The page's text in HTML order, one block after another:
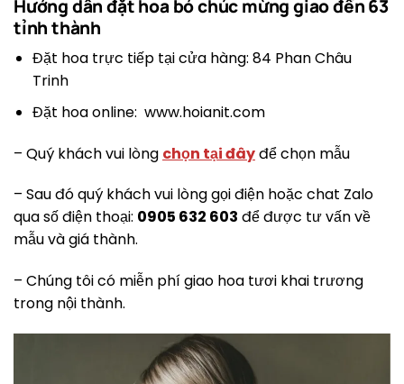
Hướng dẫn đặt hoa bó chúc mừng giao đến 63
tỉnh thành
Đặt hoa trực tiếp tại cửa hàng: 84 Phan Châu
Trinh
Đặt hoa online: www.hoianit.com
– Quý khách vui lòng chọn tại đâyđể chọn mẫu
– Sau đó quý khách vui lòng gọi điện hoặc chat Zalo
qua số điện thoại: 0905 632 603 để được tư vấn về
mẫu và giá thành.
– Chúng tôi có miễn phí giao hoa tươi khai trương
trong nội thành.